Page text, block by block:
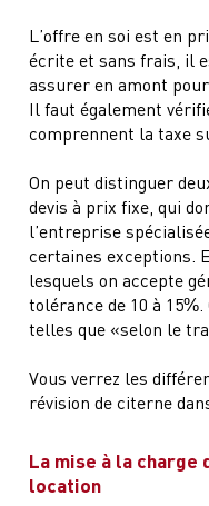
L’offre en soi est en
écrite et sans frais, il
assurer en amont
Il faut également
comprennent la taxe
On peut distinguer
devis à prix fixe, qui
l’entreprise
certaines exceptions.
lesquels on accepte
tolérance de 10 à
telles que «selon le
Vous verrez les
révision de citerne
La mise à la charge
location